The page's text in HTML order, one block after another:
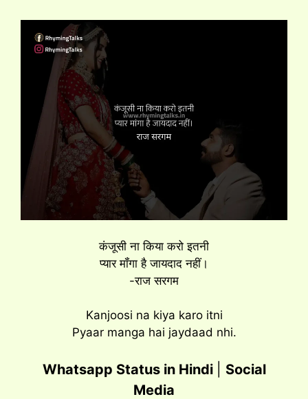
कंजूसी ना किया करो इतनी
प्यार मॉंगा है जायदाद नहीं।
-राज सरगम
Kanjoosi na kiya karo itni
Pyaar manga hai jaydaad nhi.
Whatsapp Status in Hindi
Social
Media